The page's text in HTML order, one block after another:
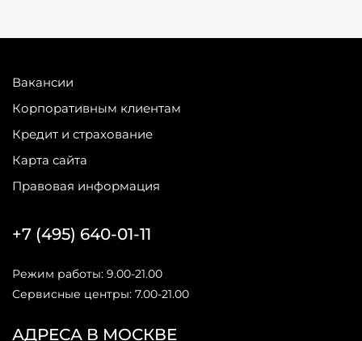
Вакансии
Корпоративным клиентам
Кредит и страхование
Карта сайта
Правовая информация
АДРЕСА В МОСКВЕ
+7 (495) 640-01-11
Режим работы: 9.00-21.00
Сервисные центры: 7.00-21.00